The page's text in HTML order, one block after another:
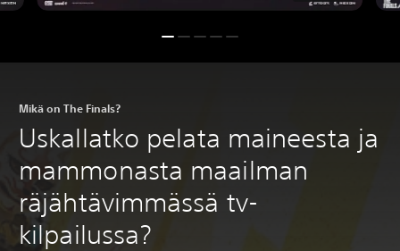
Mikä on The Finals?
Uskallatko pelata maineesta ja
mammonasta maailman
räjähtävimmässä tv-
kilpailussa?